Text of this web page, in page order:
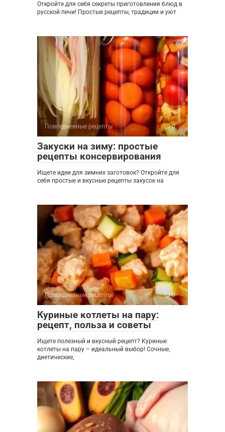
Откройте для себя секреты приготовления блюд в
русской печи! Простые рецепты, традиции и уют
Повседневные рецепты 0
Закуски на зиму: простые
рецепты консервирования
Ищете идеи для зимних заготовок? Откройте для
себя простые и вкусные рецепты закусок на
Повседневные рецепты 0
Куриные котлеты на пару:
рецепт, польза и советы
Ищете полезный и вкусный рецепт? Куриные
котлеты на пару – идеальный выбор! Сочные,
диетические,